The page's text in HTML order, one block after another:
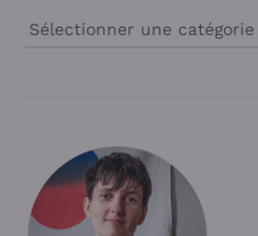
Rubriques